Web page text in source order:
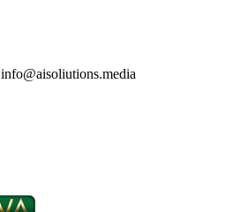
info@aisoliutions.media